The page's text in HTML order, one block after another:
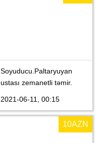
Soyuducu.Paltaryuyan
ustası zemanetli təmir.
2021-06-11, 00:15
10AZN